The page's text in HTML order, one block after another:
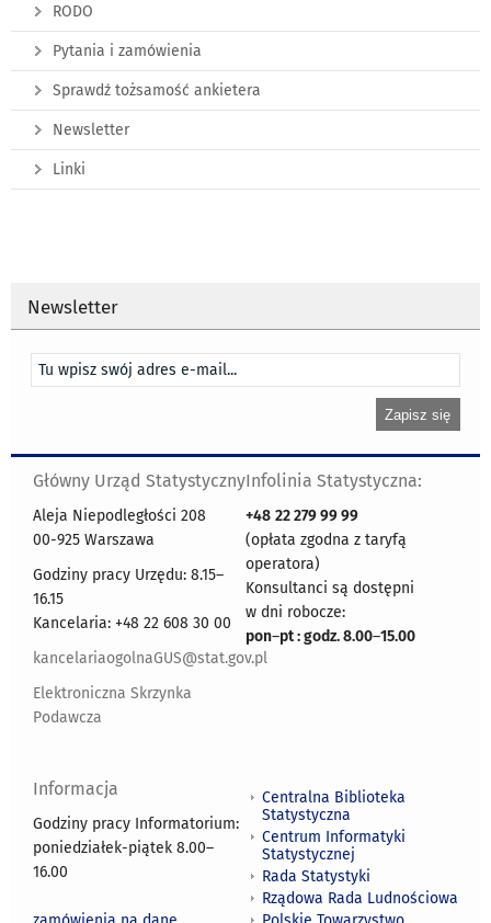
RODO
Pytania i zamówienia
Sprawdź tożsamość ankietera
Newsletter
Linki
Newsletter
Główny Urząd Statystyczny
Aleja Niepodległości 208
00-925 Warszawa
Godziny pracy Urzędu: 8.15–
16.15
Kancelaria: +48 22 608 30 00
kancelariaogolnaGUS@stat.gov.pl
Elektroniczna Skrzynka
Podawcza
Infolinia Statystyczna:
+48 22 279 99 99
(opłata zgodna z taryfą
operatora)
Konsultanci są dostępni
w dni robocze:
pon–pt : godz. 8.00–15.00
Informacja
Godziny pracy Informatorium:
poniedziałek-piątek 8.00–
16.00
Centralna Biblioteka
Statystyczna
Centrum Informatyki
Statystycznej
Rada Statystyki
Rządowa Rada Ludnościowa